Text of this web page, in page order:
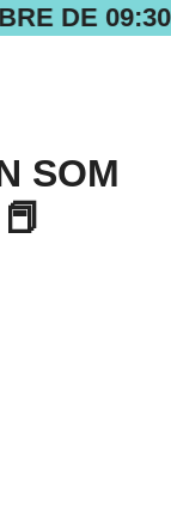
DE
SOM